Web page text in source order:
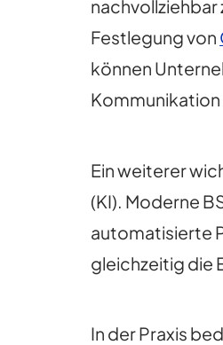
Festlegung von
können
Kommunikation
Ein weiterer
(KI). Moderne
automatisierte
gleichzeitig die
In der Praxis